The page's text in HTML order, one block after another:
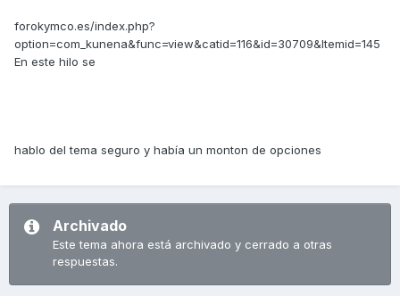
forokymco.es/index.php?
option=com_kunena&func=view&catid=116&id=30709&Itemid=145
En este hilo se
hablo del tema seguro y había un monton de opciones
Archivado
Este tema ahora está archivado y cerrado a otras
respuestas.